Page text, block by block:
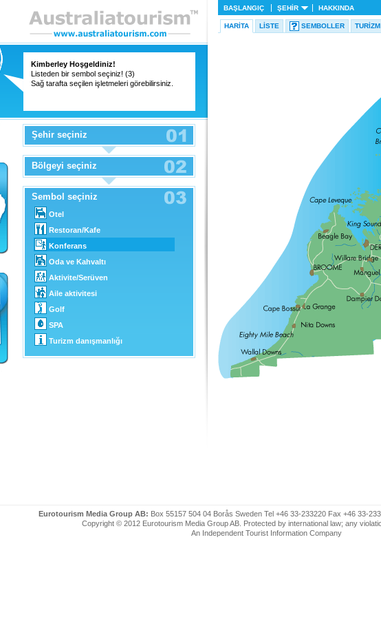
Kimberley Hoşgeldiniz!
Listeden bir sembol seçiniz! (3)
Sağ tarafta seçilen işletmeleri görebilirsiniz.
Şehir seçiniz
Bölgeyi seçiniz
Sembol seçiniz
Otel
Restoran/Kafe
Konferans
Oda ve Kahvaltı
Aktivite/Serüven
Aile aktivitesi
Golf
SPA
Turizm danışmanlığı
BAŞLANGIÇ ŞEHIR HAKKINDA
HARITA LISTE SEMBOLLER
Eurotourism Media Group AB: Box 55157 504 04 Borås Sweden Tel +46 33-233220 Fax +46 33-
Copyright © 2012 Eurotourism Media Group AB. Protected by international law; any
An Independent Tourist Information Company